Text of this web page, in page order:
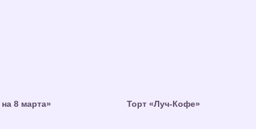
8 марта» Торт «Луч-Кофе»